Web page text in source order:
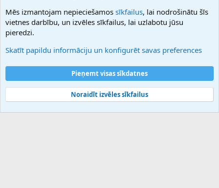
Hostmaria
Atbalsts
Palīdzība
Noteikumi un nosacījumi
Privātuma politika
Community platform by XenForo® © 2010-2025 XenForo Ltd.
Mēs izmantojam nepieciešamos sīkfailus, lai nodrošinātu šīs
vietnes darbību, un izvēles sīkfailus, lai uzlabotu jūsu
pieredzi.
Skatīt papildu informāciju un konfigurēt savas preferences
Pieņemt visas sīkdatnes
Noraidīt izvēles sīkfailus